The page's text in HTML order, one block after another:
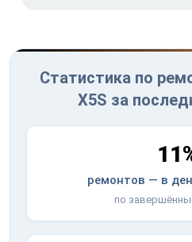
Статистика по
X5S за
ремонтов — в
по